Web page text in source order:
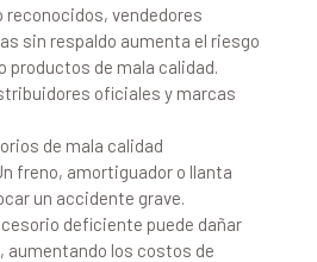
reconocidos, vendedores
sin respaldo aumenta el riesgo
productos de mala calidad.
oficiales y marcas
de mala calidad
freno, amortiguador o llanta
un accidente grave.
deficiente puede dañar
aumentando los costos de